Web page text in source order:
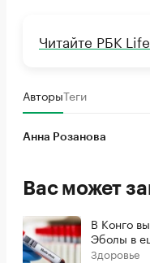
Читайте РБК
АвторыТеги
Анна Розанова
Вас может
В Конго
Эболы в
Здоровье